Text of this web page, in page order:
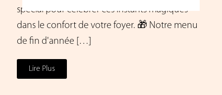
spécial pour célébrer ces instants magiques
dans le confort de votre foyer. 🎁 Notre menu
de fin d'année […]
Lire Plus